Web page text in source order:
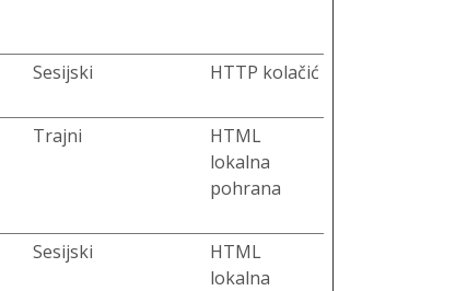
Sesijski HTTP kolačić
Trajni
HTML
lokalna
pohrana
Sesijski
HTML
lokalna